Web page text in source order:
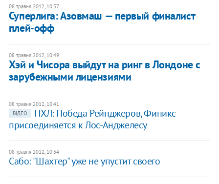
08 травня 2012, 10:57
Суперлига: Азовмаш — первый финалист
плей-офф
08 травня 2012, 10:49
Хэй и Чисора выйдут на ринг в Лондоне с
зарубежными лицензиями
08 травня 2012, 10:41
ВІДЕО
​​НХЛ: Победа Рейнджеров, Финикс
присоединяется к Лос-Анджелесу
08 травня 2012, 10:34
Сабо: "Шахтер" уже не упустит своего